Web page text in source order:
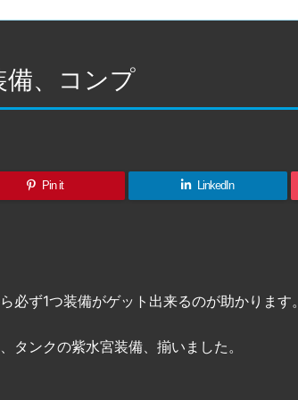
備、コンプ
Pin it LinkedIn
必ず1つ装備がゲット出来るのが助かります。
タンクの紫水宮装備、揃いました。